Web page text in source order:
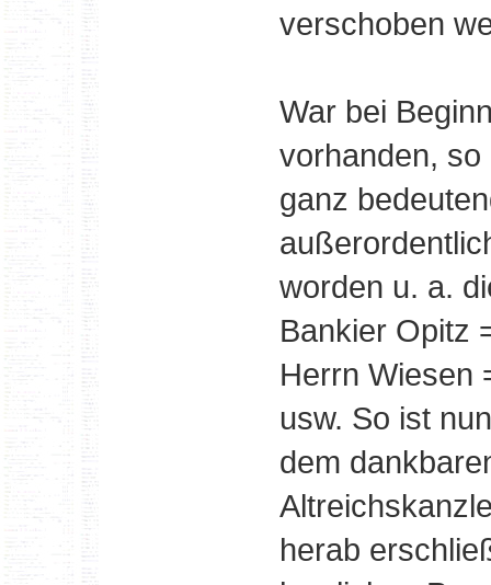
verschoben
War bei
vorhanden,
ganz
worden u. a.
Bankier Opitz
Herrn Wiesen
usw. So ist
dem
herab